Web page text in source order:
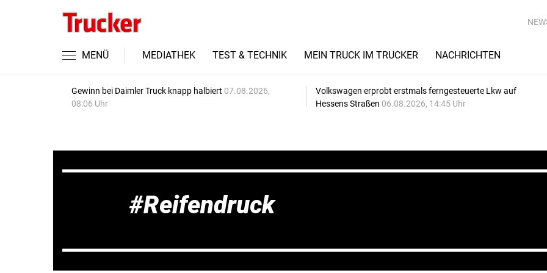
MENÜ MEDIATHEK TEST & TECHNIK MEIN TRUCK IM TRUCKER NACHRICHTEN
Gewinn bei Daimler Truck knapp halbiert 07.08.2026,
08:06 Uhr
Volkswagen erprobt erstmals ferngesteuerte Lkw auf
Hessens Straßen 06.08.2026, 14:45 Uhr
Reifendruck